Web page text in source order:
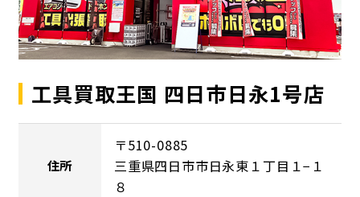
工具買取王国 四日市日永1号店
住所
〒510-0885
三重県四日市市日永東１丁目１−１
８